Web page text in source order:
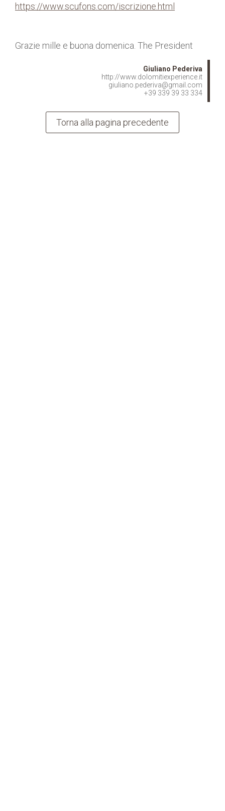
https://www.scufons.com/iscrizione.html
Grazie mille e buona domenica. The President
Giuliano Pederiva
http://www.dolomitiexperience.it
giuliano.pederiva@gmail.com
+39 339 39 33 334
Torna alla pagina precedente